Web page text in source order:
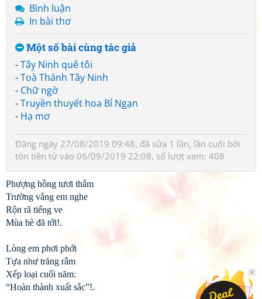
Bình luận
In bài thơ
Một số bài cùng tác giả
-Tây Ninh quê tôi
-Toà Thánh Tây Ninh
- Chữ ngờ
-Truyền thuyết hoa Bỉ Ngạn
- Hạ mơ
Đăng ngày 27/08/2019 09:48, đã sửa 1 lần, lần cuối bởi
tôn tiền tửvào 06/09/2019 22:08, số lượt xem: 408
Phượng hồng tươi thắm
Trường vắng em nghe
Rộn rã tiếng ve
Mùa hè đã tới!.
Lòng em phơi phới
Tựa như trăng rằm
Xếp loại cuối năm:
“Hoàn thành xuất sắc”!.